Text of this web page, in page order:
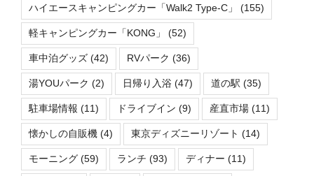
ハイエースキャンピングカー「Walk2 Type-C」 (155)
軽キャンピングカー「KONG」 (52)
車中泊グッズ (42) RVパーク (36)
湯YOUパーク (2) 日帰り入浴 (47) 道の駅 (35)
駐車場情報 (11) ドライブイン (9) 産直市場 (11)
懐かしの自販機 (4) 東京ディズニーリゾート (14)
モーニング (59) ランチ (93) ディナー (11)